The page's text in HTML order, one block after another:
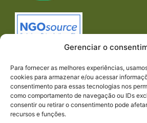
Gerenciar o
Para fornecer as melhores experiências,
cookies para armazenar e/ou acessar
consentimento para essas tecnologias nos
como comportamento de navegação ou IDs
consentir ou retirar o consentimento pode
recursos e funções.